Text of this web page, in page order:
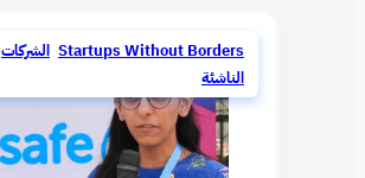
Startups Without Borders الشركات
الناشئة